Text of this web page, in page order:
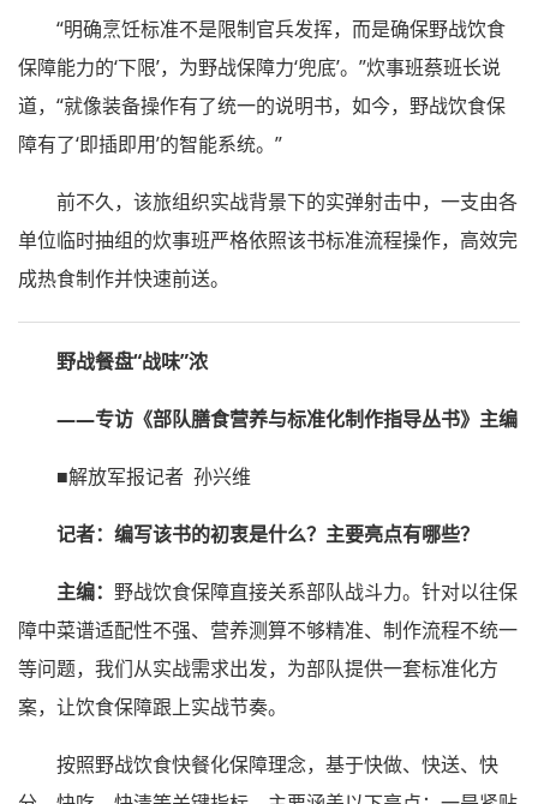
“明确烹饪标准不是限制官兵发挥，而是确保野战饮食
保障能力的‘下限’，为野战保障力‘兜底’。”炊事班蔡班长说
道，“就像装备操作有了统一的说明书，如今，野战饮食保
障有了‘即插即用’的智能系统。”
前不久，该旅组织实战背景下的实弹射击中，一支由各
单位临时抽组的炊事班严格依照该书标准流程操作，高效完
成热食制作并快速前送。
野战餐盘“战味”浓
——专访《部队膳食营养与标准化制作指导丛书》主编
■解放军报记者 孙兴维
记者：编写该书的初衷是什么？主要亮点有哪些？
主编： 野战饮食保障直接关系部队战斗力。针对以往保
障中菜谱适配性不强、营养测算不够精准、制作流程不统一
等问题，我们从实战需求出发，为部队提供一套标准化方
案，让饮食保障跟上实战节奏。
按照野战饮食快餐化保障理念，基于快做、快送、快